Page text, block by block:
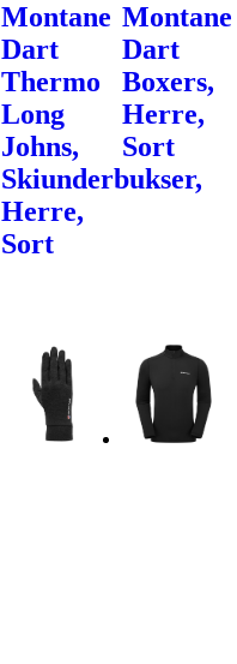
Montane
Dart
Thermo
Long
Johns,
Skiunderbukser,
Herre,
Sort
Montane
Dart
Boxers,
Herre,
Sort